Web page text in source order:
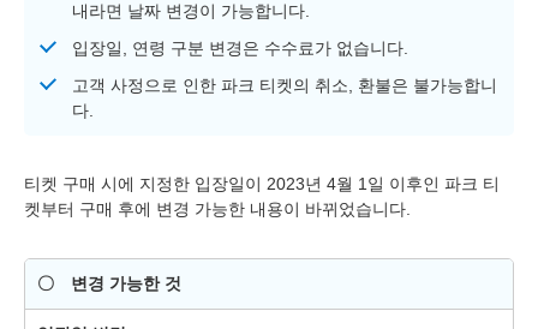
내라면 날짜 변경이 가능합니다.
입장일, 연령 구분 변경은 수수료가 없습니다.
고객 사정으로 인한 파크 티켓의 취소, 환불은 불가능합니
다.
티켓 구매 시에 지정한 입장일이 2023년 4월 1일 이후인 파크 티
켓부터 구매 후에 변경 가능한 내용이 바뀌었습니다.
〇 변경 가능한 것